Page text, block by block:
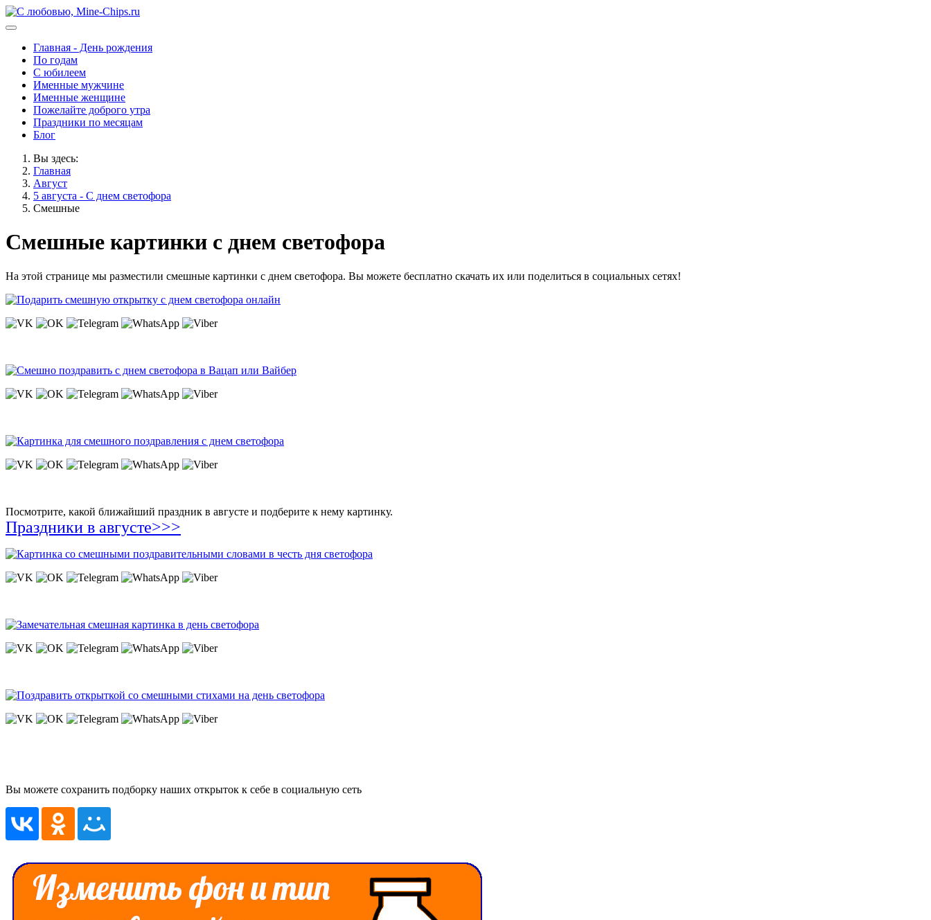
Главная - День рождения
По годам
С юбилеем
Именные мужчине
Именные женщине
Пожелайте доброго утра
Праздники по месяцам
Блог
Вы здесь:
Главная
Август
5 августа - С днем светофора
Смешные
Смешные картинки с днем светофора
На этой странице мы разместили смешные картинки с днем светофора. Вы можете бесплатно скачать их или поделиться в социальных сетях!
Посмотрите, какой ближайший праздник в августе и подберите к нему картинку.
Праздники в августе>>>
Вы можете сохранить подборку наших открыток к себе в социальную сеть